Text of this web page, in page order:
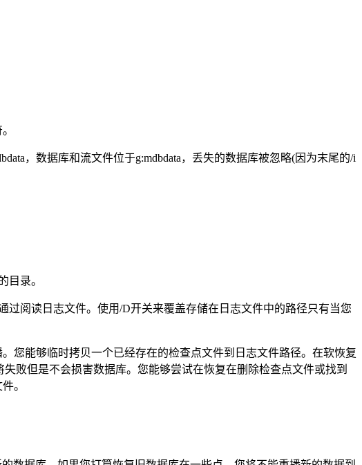
，数据库和流文件位于g:mdbdata，丢失的数据库被忽略(因为末尾的/i
目录。
阅读日志文件。使用/D开关来覆盖存储在日志文件中的路径只有当您
能够临时拷贝一个已经存在的检查点文件到日志文件路径。在软恢复
败但是不会损害数据库。您能够尝试在恢复在删除检查点文件或找到
。